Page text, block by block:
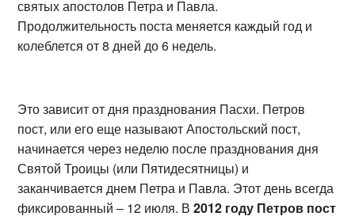
святых апостолов Петра и Павла.
Продолжительность поста меняется каждый год и
колеблется от 8 дней до 6 недель.
Это зависит от дня празднования Пасхи. Петров
пост, или его еще называют Апостольский пост,
начинается через неделю после празднования дня
Святой Троицы (или Пятидесятницы) и
заканчивается днем Петра и Павла. Этот день всегда
фиксированный – 12 июля. В2012 году Петров пост